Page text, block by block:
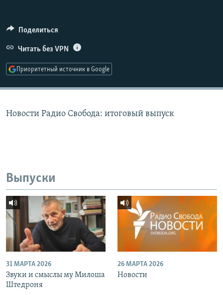
ПОДПИШИТЕСЬ НА РАССЫЛКУ
СОЦИАЛЬНЫЕ СЕТИ
Поделиться
Читать без VPN
Приоритетный источник в Google
Новости Радио Свобода: итоговый выпуск
Выпуски
31 МАРТА 2026
Звуки и смыслы му Милоша
Штедроня
26 МАРТА 2026
Новости